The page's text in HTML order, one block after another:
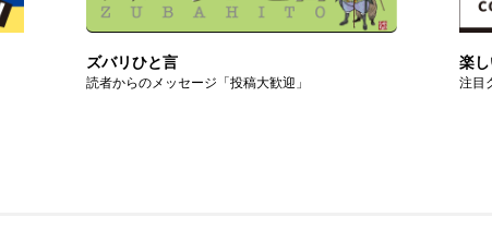
ズバリひと言
読者からのメッセージ「投稿大歓迎」
楽
注目